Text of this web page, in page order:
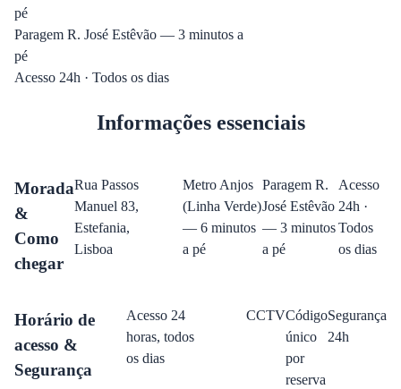
pé
Paragem R. José Estêvão — 3 minutos a
pé
Acesso 24h · Todos os dias
Informações essenciais
Morada
&
Como
chegar
Rua Passos
Manuel 83,
Estefania,
Lisboa
Metro Anjos
(Linha Verde)
— 6 minutos
a pé
Paragem R.
José Estêvão
— 3 minutos
a pé
Acesso
24h ·
Todos
os dias
Horário de
acesso &
Segurança
Acesso 24
horas, todos
os dias
CCTVCódigo
único
por
reserva
Segurança
24h